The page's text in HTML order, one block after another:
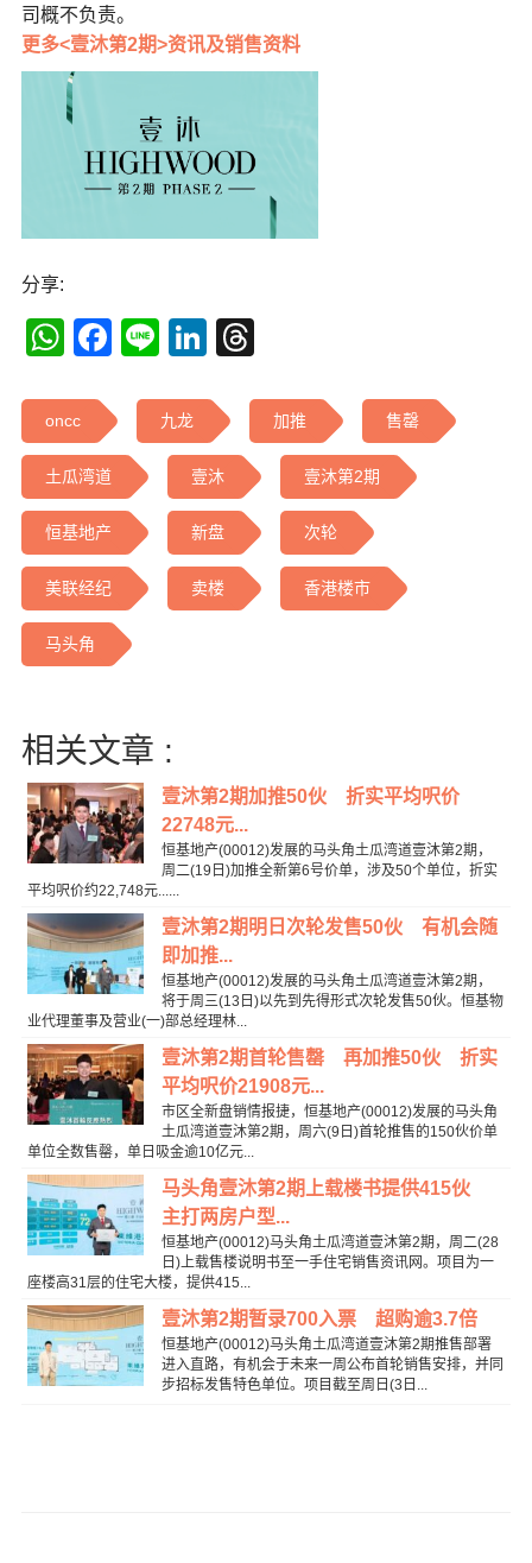
司概不负责。
更多<壹沐第2期>资讯及销售资料
分享:
WhatsApp
Facebook
LineLinkedIn
oncc 九龙 加推 售罄
土瓜湾道 壹沐 壹沐第2期
恒基地产 新盘 次轮
美联经纪 卖楼 香港楼市
马头角
相关文章 :
壹沐第2期加推50伙 折实平均呎价
22748元...
恒基地产(00012)发展的马头角土瓜湾道壹沐第2期，
周二(19日)加推全新第6号价单，涉及50个单位，折实
平均呎价约22,748元......
壹沐第2期明日次轮发售50伙 有机会随
即加推...
恒基地产(00012)发展的马头角土瓜湾道壹沐第2期，
将于周三(13日)以先到先得形式次轮发售50伙。恒基物
业代理董事及营业(一)部总经理林...
壹沐第2期首轮售罄 再加推50伙 折实
平均呎价21908元...
市区全新盘销情报捷，恒基地产(00012)发展的马头角
土瓜湾道壹沐第2期，周六(9日)首轮推售的150伙价单
单位全数售罄，单日吸金逾10亿元...
马头角壹沐第2期上载楼书提供415伙
主打两房户型...
恒基地产(00012)马头角土瓜湾道壹沐第2期，周二(28
日)上载售楼说明书至一手住宅销售资讯网。项目为一
座楼高31层的住宅大楼，提供415...
壹沐第2期暂录700入票 超购逾3.7倍
恒基地产(00012)马头角土瓜湾道壹沐第2期推售部署
进入直路，有机会于未来一周公布首轮销售安排，并同
步招标发售特色单位。项目截至周日(3日...